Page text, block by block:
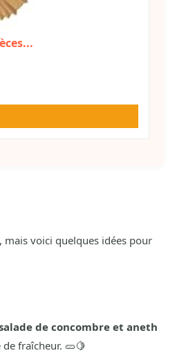
voici quelques idées pour
de concombre et aneth
fraîcheur. 🥒🍋